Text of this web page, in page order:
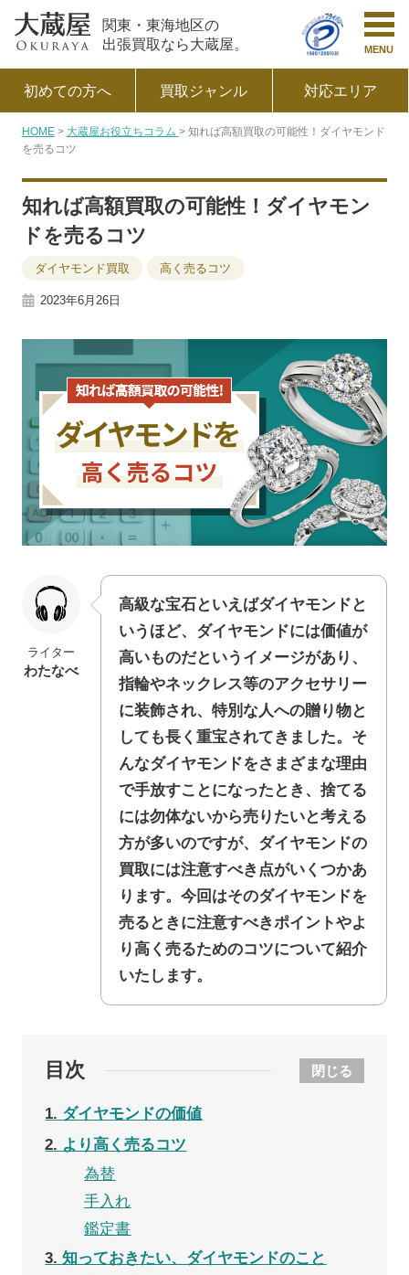
関東・東海地区の
出張買取なら大蔵屋。
MENU
初めての方へ 買取ジャンル 対応エリア
HOME 大蔵屋お役立ちコラム
知れば高額買取の可能性！ダイヤモンド
を売るコツ
知れば高額買取の可能性！ダイヤモン
ドを売るコツ
ダイヤモンド買取 高く売るコツ
2023年6月26日
ライター
わたなべ
高級な宝石といえばダイヤモンドと
いうほど、ダイヤモンドには価値が
高いものだというイメージがあり、
指輪やネックレス等のアクセサリー
に装飾され、特別な人への贈り物と
しても長く重宝されてきました。そ
んなダイヤモンドをさまざまな理由
で手放すことになったとき、捨てる
には勿体ないから売りたいと考える
方が多いのですが、ダイヤモンドの
買取には注意すべき点がいくつかあ
ります。今回はそのダイヤモンドを
売るときに注意すべきポイントやよ
り高く売るためのコツについて紹介
いたします。
目次 閉じる
1 ダイヤモンドの価値
2 より高く売るコツ
為替
手入れ
鑑定書
3 知っておきたい、ダイヤモンドのこと